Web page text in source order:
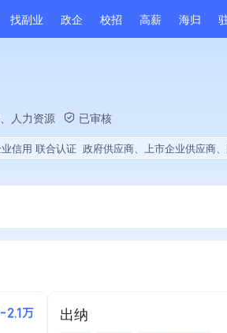
找副业 政企 校招 高薪 海归
人力资源 已审核
信用 联合认证 政府供应商、上市企业供应商、国企供应商、薪资水平全
2.1万 出纳